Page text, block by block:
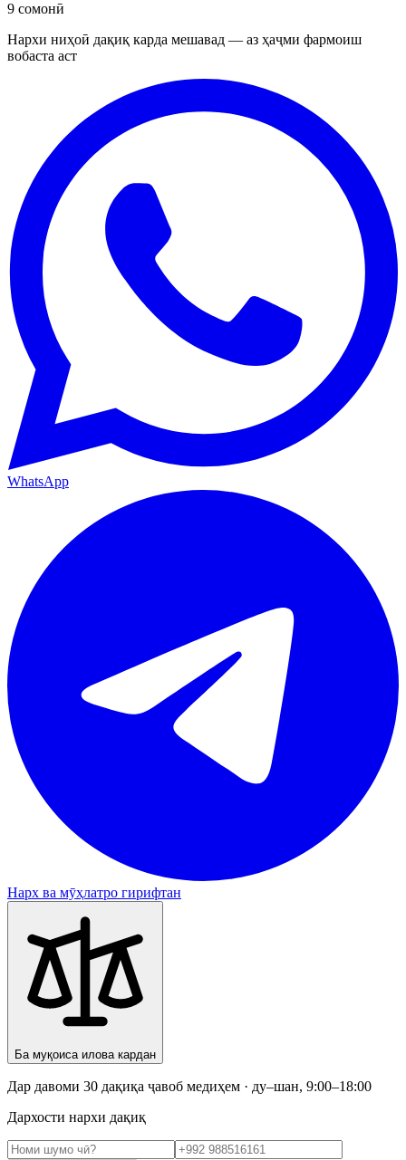
9 сомонӣ
Нархи ниҳоӣ дақиқ карда мешавад — аз ҳаҷми фармоиш
вобаста аст
WhatsApp
Нарх ва мӯҳлатро гирифтан
Ба муқоиса илова кардан
Дар давоми 30 дақиқа ҷавоб медиҳем · ду–шан, 9:00–18:00
Дархости нархи дақиқ